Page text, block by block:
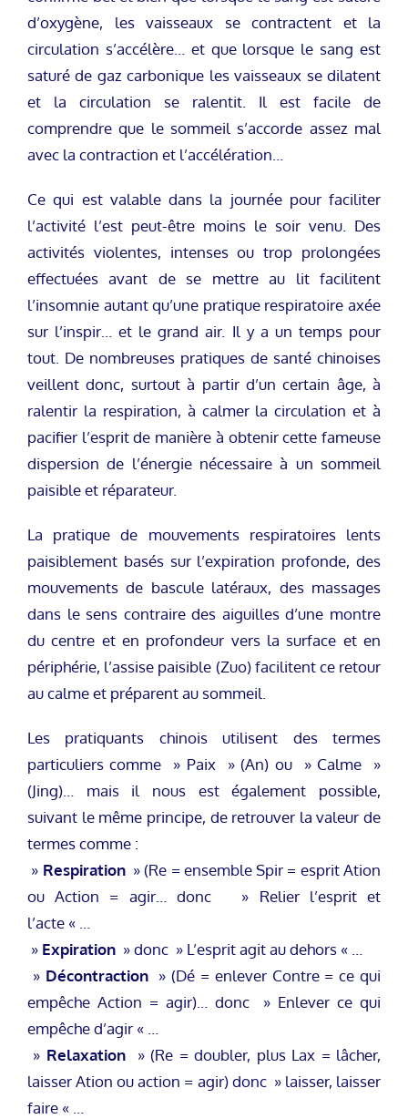
d’oxygène, les vaisseaux se contractent et la
circulation s’accélère… et que lorsque le sang est
saturé de gaz carbonique les vaisseaux se dilatent
et la circulation se ralentit. Il est facile de
comprendre que le sommeil s’accorde assez mal
avec la contraction et l’accélération…
Ce qui est valable dans la journée pour faciliter
l’activité l’est peut-être moins le soir venu. Des
activités violentes, intenses ou trop prolongées
effectuées avant de se mettre au lit facilitent
l’insomnie autant qu’une pratique respiratoire axée
sur l’inspir… et le grand air. Il y a un temps pour
tout. De nombreuses pratiques de santé chinoises
veillent donc, surtout à partir d’un certain âge, à
ralentir la respiration, à calmer la circulation et à
pacifier l’esprit de manière à obtenir cette fameuse
dispersion de l’énergie nécessaire à un sommeil
paisible et réparateur.
La pratique de mouvements respiratoires lents
paisiblement basés sur l’expiration profonde, des
mouvements de bascule latéraux, des massages
dans le sens contraire des aiguilles d’une montre
du centre et en profondeur vers la surface et en
périphérie, l’assise paisible (Zuo) facilitent ce retour
au calme et préparent au sommeil.
Les pratiquants chinois utilisent des termes
particuliers comme » Paix » (An) ou » Calme »
(Jing)… mais il nous est également possible,
suivant le même principe, de retrouver la valeur de
termes comme :
» Respiration» (Re = ensemble Spir = esprit Ation
ou Action = agir… donc » Relier l’esprit et
l’acte « …
» Expiration » donc » L’esprit agit au dehors « …
» Décontraction» (Dé = enlever Contre = ce qui
empêche Action = agir)… donc » Enlever ce qui
empêche d’agir « …
» Relaxation» (Re = doubler, plus Lax = lâcher,
laisser Ation ou action = agir) donc » laisser, laisser
faire « …